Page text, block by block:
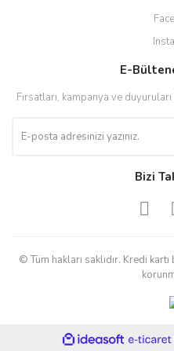
E-
Fırsatları, kampanya ve
Bizi
© Tüm hakları saklıdır. Kredi
ideasoft